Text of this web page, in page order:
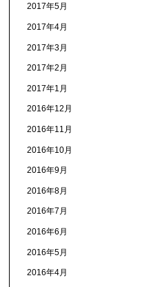
2017年5月
2017年4月
2017年3月
2017年2月
2017年1月
2016年12月
2016年11月
2016年10月
2016年9月
2016年8月
2016年7月
2016年6月
2016年5月
2016年4月